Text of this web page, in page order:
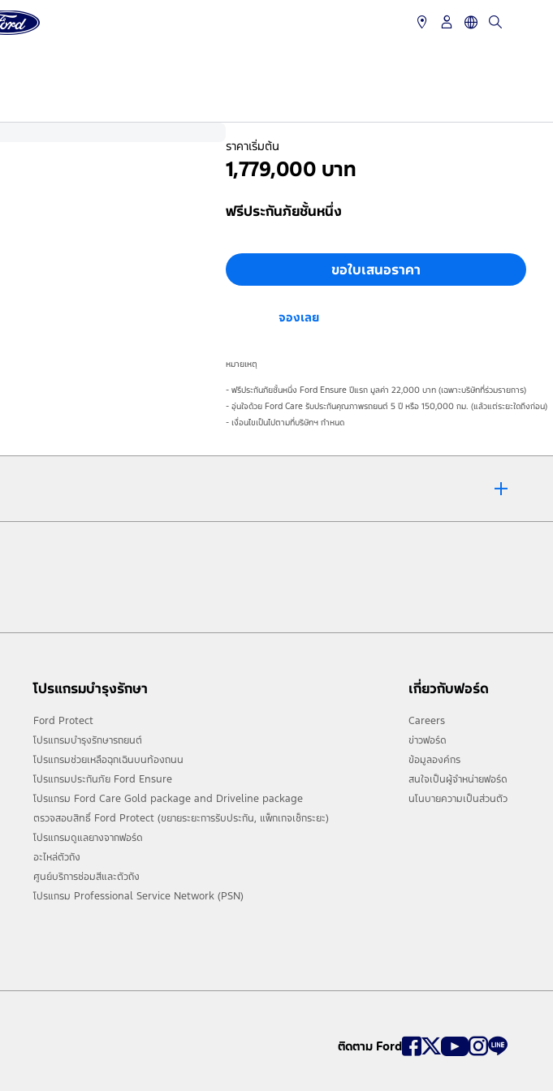
ราคาเริ่มต้น
1,779,000 บาท
ฟรีประกันภัยชั้นหนึ่ง
ขอใบเสนอราคา
จองเลย
หมายเหตุ
- ฟรีประกันภัยชั้นหนึ่ง Ford Ensure ปีแรก มูลค่า 22,000 บาท (เฉพาะบริษัทที่ร่วมรายการ)
- อุ่นใจด้วย Ford Care รับประกันคุณภาพรถยนต์ 5 ปี หรือ 150,000 กม. (แล้วแต่ระยะใดถึงก่อน)
- เงื่อนไขเป็นไปตามที่บริษัทฯ กำหนด
Gen มีรายละเอียดดังนี้
กษารายละเอียดเพิ่มได้ที่https://www.ford.co.th/owner/loyaltyprogram2026/
โปรแกรมบำรุงรักษา
Ford Protect
โปรแกรมบำรุงรักษารถยนต์
โปรแกรมช่วยเหลือฉุกเฉินบนท้องถนน
โปรแกรมประกันภัย Ford Ensure
โปรแกรม Ford Care Gold package and Driveline package
ตรวจสอบสิทธิ์ Ford Protect (ขยายระยะการรับประกัน, แพ็กเกจเช็กระยะ)
โปรแกรมดูแลยางจากฟอร์ด
อะไหล่ตัวถัง
ศูนย์บริการซ่อมสีและตัวถัง
โปรแกรม Professional Service Network (PSN)
เกี่ยวกับฟอร์ด
Careers
ข่าวฟอร์ด
ข้อมูลองค์กร
สนใจเป็นผู้จำหน่ายฟอร์ด
นโนบายความเป็นส่วนตัว
ติดตาม Ford